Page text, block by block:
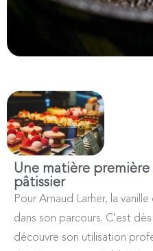
Une matière
pâtissier
Pour Arnaud Larher, la
dans son parcours. C’est
découvre son utilisation